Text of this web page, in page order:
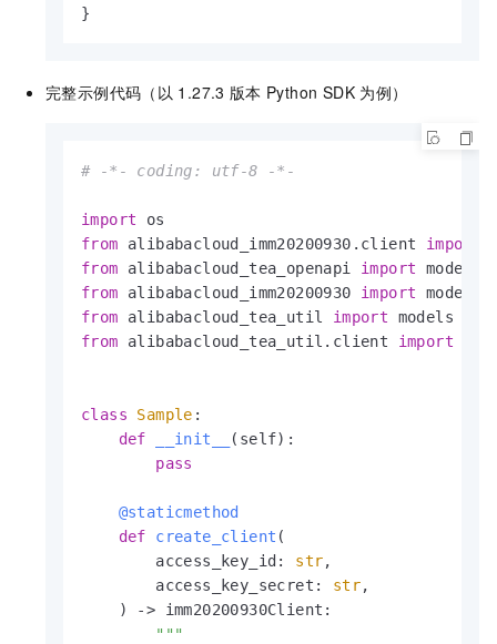
}
完整示例代码（以 1.27.3 版本 Python SDK 为例）
# -*- coding: utf-8 -*-
import
from alibabacloud_imm20200930.client import
from alibabacloud_tea_openapi import models
from alibabacloud_imm20200930 import models
from alibabacloud_tea_util import models
from alibabacloud_tea_util.client import
class Sample :
def
__init__ ( self):
pass
    @staticmethod
def
create_client (
        access_key_id:
str,
        access_key_secret:
str,
) -> imm20200930Client:
"""